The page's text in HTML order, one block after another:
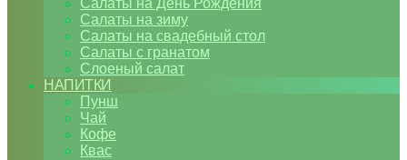
Салаты на День Рождения
Салаты на зиму
Салаты на свадебный стол
Салаты с гранатом
Слоеный салат
НАПИТКИ
Пунш
Чай
Кофе
Квас